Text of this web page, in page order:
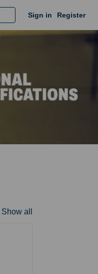
Sign in Register
Show all